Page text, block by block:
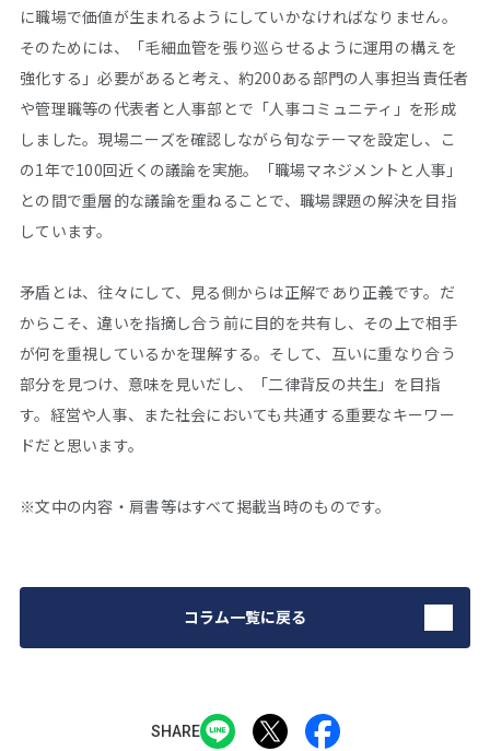
に職場で価値が生まれるようにしていかなければなりません。
そのためには、「毛細血管を張り巡らせるように運用の構えを
強化する」必要があると考え、約200ある部門の人事担当責任者
や管理職等の代表者と人事部とで「人事コミュニティ」を形成
しました。現場ニーズを確認しながら旬なテーマを設定し、こ
の1年で100回近くの議論を実施。「職場マネジメントと人事」
との間で重層的な議論を重ねることで、職場課題の解決を目指
しています。
矛盾とは、往々にして、見る側からは正解であり正義です。だ
からこそ、違いを指摘し合う前に目的を共有し、その上で相手
が何を重視しているかを理解する。そして、互いに重なり合う
部分を見つけ、意味を見いだし、「二律背反の共生」を目指
す。経営や人事、また社会においても共通する重要なキーワー
ドだと思います。
※文中の内容・肩書等はすべて掲載当時のものです。
コラム一覧に戻る
SHARE